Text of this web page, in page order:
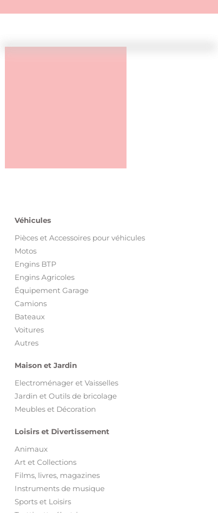
Véhicules
Pièces et Accessoires pour véhicules
Motos
Engins BTP
Engins Agricoles
Équipement Garage
Camions
Bateaux
Voitures
Autres
Maison et Jardin
Electroménager et Vaisselles
Jardin et Outils de bricolage
Meubles et Décoration
Loisirs et Divertissement
Animaux
Art et Collections
Films, livres, magazines
Instruments de musique
Sports et Loisirs